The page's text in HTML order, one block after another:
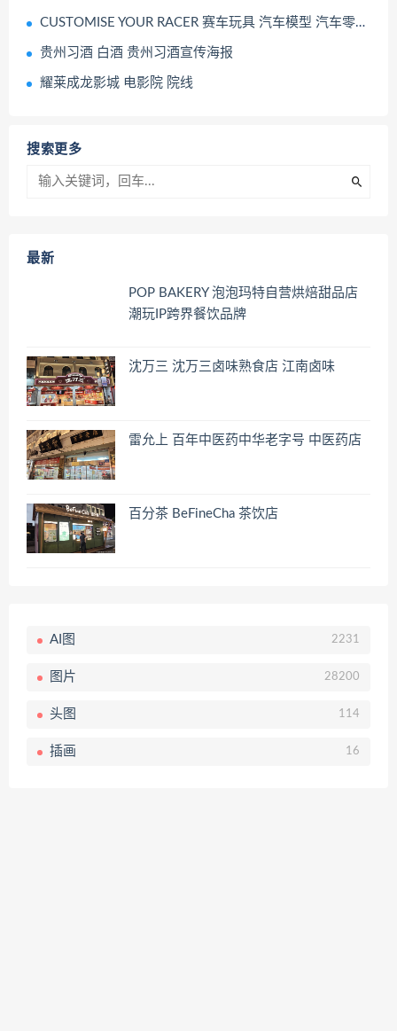
CUSTOMISE YOUR RACER 赛车玩具 汽车模型 汽车零部件模型
贵州习酒 白酒 贵州习酒宣传海报
耀莱成龙影城 电影院 院线
搜索更多
最新
POP BAKERY 泡泡玛特自营烘焙甜品店
潮玩IP跨界餐饮品牌
沈万三 沈万三卤味熟食店 江南卤味
雷允上 百年中医药中华老字号 中医药店
百分茶 BeFineCha 茶饮店
AI图 2231
图片 28200
头图 114
插画 16